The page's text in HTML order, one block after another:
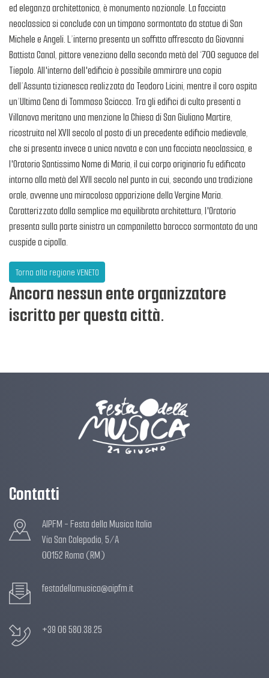
ed eleganza architettonica, è monumento nazionale. La facciata
neoclassica si conclude con un timpano sormontato da statue di San
Michele e Angeli. L’interno presenta un soffitto affrescato da Giovanni
Battista Canal, pittore veneziano della seconda metà del ‘700 seguace del
Tiepolo. All'interno dell'edificio è possibile ammirare una copia
dell’Assunta tizianesca realizzata da Teodoro Licini, mentre il coro ospita
un’Ultima Cena di Tommaso Sciacca. Tra gli edifici di culto presenti a
Villanova meritano una menzione la Chiesa di San Giuliano Martire,
ricostruita nel XVII secolo al posto di un precedente edificio medievale,
che si presenta invece a unica navata e con una facciata neoclassica, e
l'Oratorio Santissimo Nome di Maria, il cui corpo originario fu edificato
intorno alla metà del XVII secolo nel punto in cui, secondo una tradizione
orale, avvenne una miracolosa apparizione della Vergine Maria.
Caratterizzato dalla semplice ma equilibrata architettura, l'Oratorio
presenta sulla parte sinistra un campaniletto barocco sormontato da una
cuspide a cipolla.
Torna alla regione VENETO
Ancora nessun ente organizzatore
iscritto per questa città.
Contatti
AIPFM - Festa della Musica Italia
Via San Calepodio, 5/A
00152 Roma (RM)
festadellamusica@aipfm.it
+39 06 580.38.25